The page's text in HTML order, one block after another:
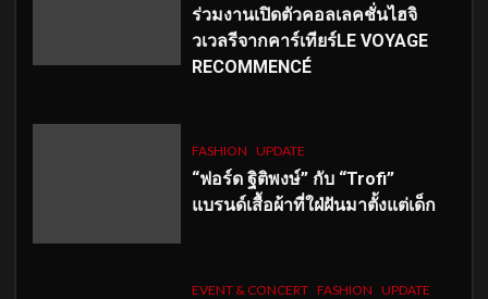
ร่วมงานเปิดตัวคอลเลคชั่นไฮจิ
วเวลรีจากคาร์เทียร์LE VOYAGE
RECOMMENCÉ
FASHION UPDATE
“ฟอร์ด ฐิติพงษ์” กับ “Trofi”
แบรนด์เสื้อผ้าที่ใฝ่ฝันมาตั้งแต่เด็ก
EVENT & CONCERT FASHION UPDATE